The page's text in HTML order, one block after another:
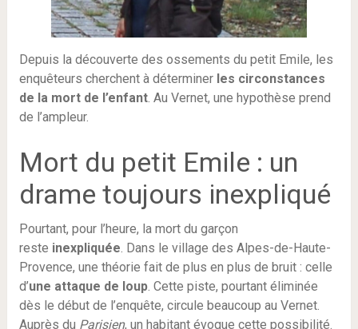
Depuis la découverte des ossements du petit Emile, les
enquêteurs cherchent à déterminer les circonstances
de la mort de l’enfant. Au Vernet, une hypothèse prend
de l’ampleur.
Mort du petit Emile : un
drame toujours inexpliqué
Pourtant, pour l’heure, la mort du garçon
reste inexpliquée. Dans le village des Alpes-de-Haute-
Provence, une théorie fait de plus en plus de bruit : celle
d’une attaque de loup. Cette piste, pourtant éliminée
dès le début de l’enquête, circule beaucoup au Vernet.
Auprès du Parisien, un habitant évoque cette possibilité.